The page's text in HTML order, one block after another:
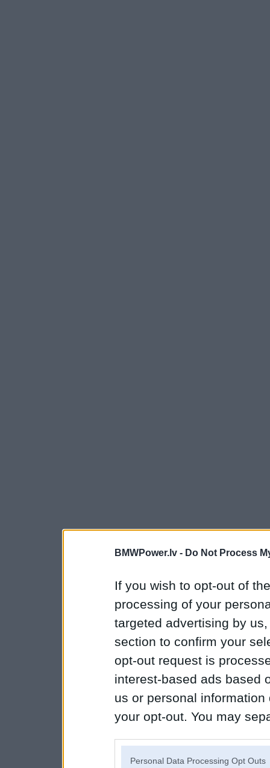
BMWPower.lv - Do Not Process
If you wish to opt-out of
processing of your
targeted advertising by
section to confirm your
opt-out request is
interest-based ads based
us or personal
your opt-out. You may
Personal Data Processing Opt Outs